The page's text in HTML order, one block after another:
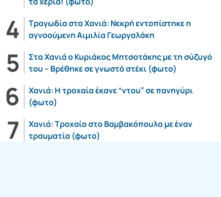
Τραγωδία στα Χανιά: Νεκρή εντοπίστηκε η
αγνοούμενη Αιμιλία Γεωργαλάκη
Στα Χανιά ο Κυριάκος Μητσοτάκης με τη σύζυγό
του – Βρέθηκε σε γνωστό στέκι (φωτο)
Χανιά: Η τροχαία έκανε “ντου” σε πανηγύρι
(φωτο)
Χανιά: Τροχαίο στο Βαμβακόπουλο με έναν
τραυματία (φωτο)